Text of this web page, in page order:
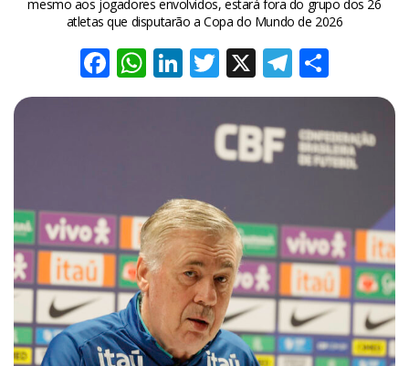
mesmo aos jogadores envolvidos, estará fora do grupo dos 26
atletas que disputarão a Copa do Mundo de 2026
Facebook
WhatsApp
LinkedIn
Twitter
X